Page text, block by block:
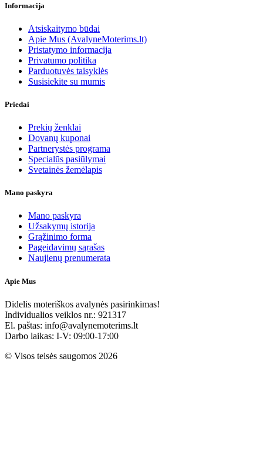
Informacija
Atsiskaitymo būdai
Apie Mus (AvalyneMoterims.lt)
Pristatymo informacija
Privatumo politika
Parduotuvės taisyklės
Susisiekite su mumis
Priedai
Prekių ženklai
Dovanų kuponai
Partnerystės programa
Specialūs pasiūlymai
Svetainės žemėlapis
Mano paskyra
Mano paskyra
Užsakymų istorija
Grąžinimo forma
Pageidavimų sąrašas
Naujienų prenumerata
Apie Mus
Didelis moteriškos avalynės pasirinkimas!
Individualios veiklos nr.: 921317
El. paštas: info@avalynemoterims.lt
Darbo laikas: I-V: 09:00-17:00
© Visos teisės saugomos 2026